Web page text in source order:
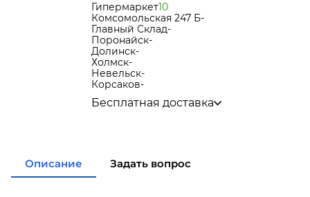
Гипермаркет10
Комсомольская 247 Б-
Главный Склад-
Поронайск-
Долинск-
Холмск-
Невельск-
Корсаков-
Бесплатная доставка
от 35 000р
в город Поронайск при покупке
Описание Задать вопрос